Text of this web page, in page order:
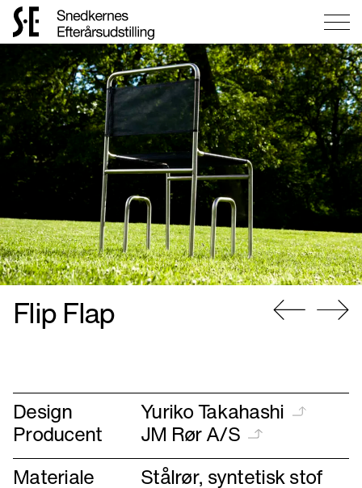
Gå
til
forsiden
Flip Flap
Design Yuriko Takahashi
Producent
JM Rør A/S
Materiale
Stålrør, syntetisk stof